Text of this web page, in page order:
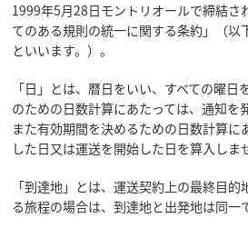
1999年5月28日モントリオールで締結さ
てのある規則の統一に関する条約」（以
といいます。）。
「日」とは、暦日をいい、すべての曜
のための日数計算にあたっては、通知を
また有効期間を決めるための日数計算に
した日又は運送を開始した日を算入しま
「到達地」とは、運送契約上の最終目
る旅程の場合は、到達地と出発地は同一